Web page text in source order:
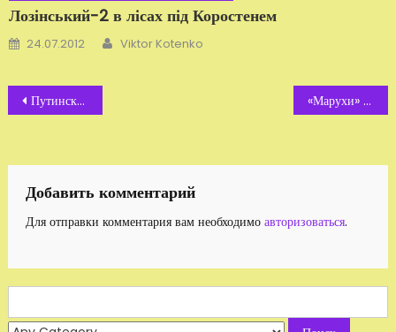
Лозінський-2 в лісах під Коростенем
Добавлено
24.07.2012 Автор
Viktor Kotenko
Навигация
записям
Путинская Житомирщина. Банда «Электрики СБУ» «Марухи» украинской полиции
Добавить комментарий
Для отправки комментария вам необходимо авторизоваться.
for: